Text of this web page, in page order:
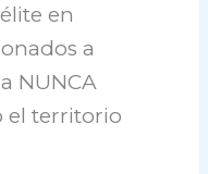
en
a
NUNCA
el territorio